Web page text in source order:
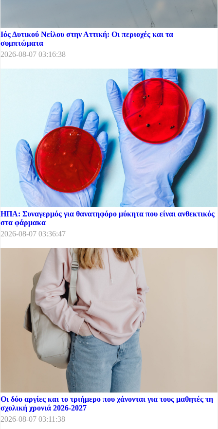
Ιός Δυτικού Νείλου στην Αττική: Οι περιοχές και τα
συμπτώματα
2026-08-07 03:16:38
ΗΠΑ: Συναγερμός για θανατηφόρο μύκητα που είναι ανθεκτικός
στα φάρμακα
2026-08-07 03:36:47
Οι δύο αργίες και το τριήμερο που χάνονται για τους μαθητές τη
σχολική χρονιά 2026-2027
2026-08-07 03:11:38